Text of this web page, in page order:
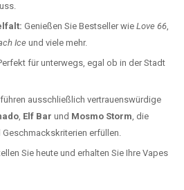
Genießen Sie Bestseller wie Love 66,
Iceund viele mehr.
für unterwegs, egal ob in der Stadt
ausschließlich vertrauenswürdige
, Elf Bar und Mosmo Storm, die
erfüllen.
Sie heute und erhalten Sie Ihre Vapes